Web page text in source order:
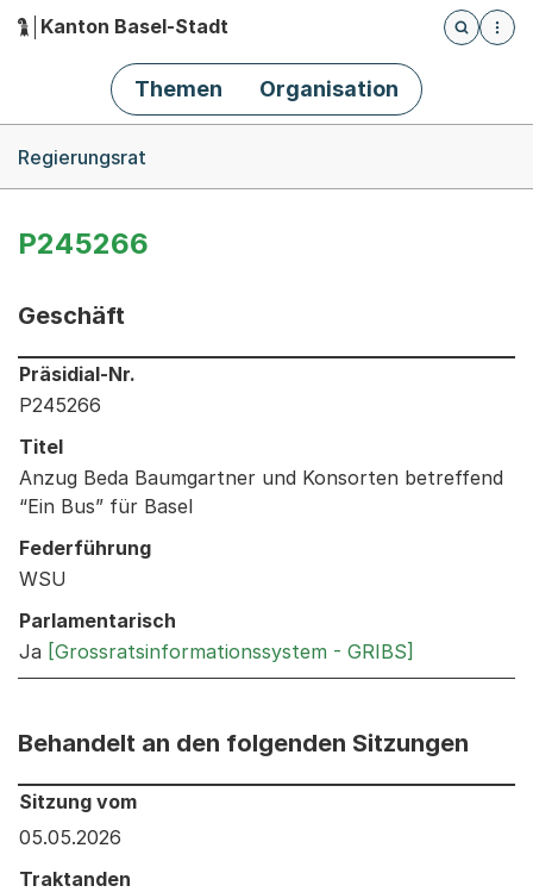
Hauptnavigation
Kanton Basel-Stadt
Öffnet
Themen Organisation
Regierungsrat
P245266
Geschäft
Informationen zum Ausgewählten Geschäft
Präsidial-Nr.
P245266
Titel
Anzug Beda Baumgartner und Konsorten betreffend
“Ein Bus” für Basel
Federführung
WSU
Parlamentarisch
Ja [Grossratsinformationssystem - GRIBS]
Behandelt an den folgenden Sitzungen
Behandelt an den folgenden Sitzungen: Informationen
Sitzung vom
05.05.2026
Traktanden